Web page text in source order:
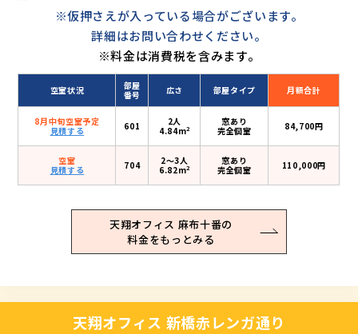
※仮押さえが入っている場合がございます。
詳細はお問い合わせください。
※料金は消費税を含みます。
空室状況
部屋
番号
広さ 部屋タイプ 月額合計
8月中旬空室予定
見積する
601
2人
4.84m2
窓あり
完全個室
84,700円
空室
見積する
704
2〜3人
6.82m2
窓あり
完全個室
110,000円
天翔オフィス 麻布十番の
料金をもっとみる
天翔オフィス 新橋赤レンガ通り